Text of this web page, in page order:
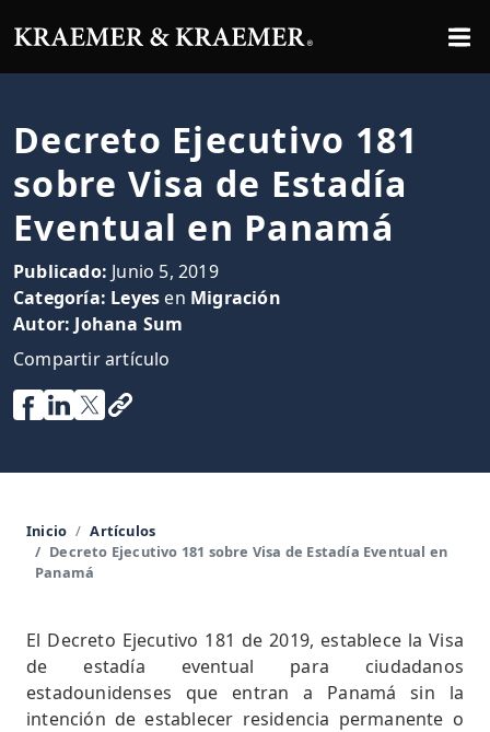
Decreto Ejecutivo 181
sobre Visa de Estadía
Eventual en Panamá
Publicado: Junio 5, 2019
Categoría: Leyes en Migración
Autor: Johana Sum
Compartir artículo
Inicio
Artículos
Decreto Ejecutivo 181 sobre Visa de Estadía Eventual en
Panamá
El Decreto Ejecutivo 181 de 2019, establece la Visa
de estadía eventual para ciudadanos
estadounidenses que entran a Panamá sin la
intención de establecer residencia permanente o